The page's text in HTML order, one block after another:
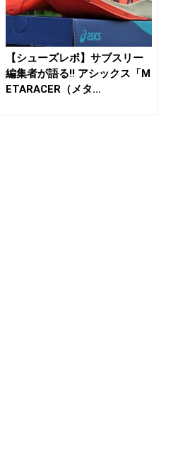
【シューズレポ】サブスリー
編集者が語る!! アシックス「M
ETARACER（メタ...